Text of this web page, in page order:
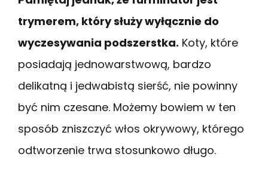
trymerem, który służy wyłącznie do
wyczesywania podszerstka. Koty, które
posiadają jednowarstwową, bardzo
delikatną i jedwabistą sierść, nie powinny
być nim czesane. Możemy bowiem w ten
sposób zniszczyć włos okrywowy, którego
odtworzenie trwa stosunkowo długo.